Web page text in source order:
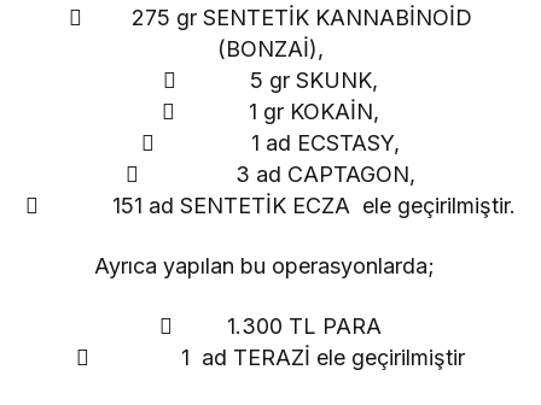
 275 gr SENTETİK KANNABİNOİD
(BONZAİ),
 5 gr SKUNK,
 1 gr KOKAİN,
 1 ad ECSTASY,
 3 ad CAPTAGON,
 151 ad SENTETİK ECZA ele geçirilmiştir.
Ayrıca yapılan bu operasyonlarda;
 1.300 TL PARA
 1 ad TERAZİ ele geçirilmiştir